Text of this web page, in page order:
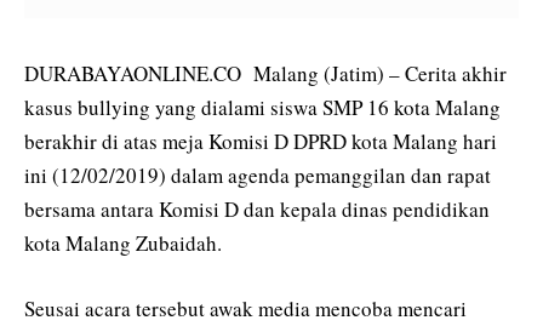
DURABAYAONLINE.CO Malang (Jatim) – Cerita akhir
kasus bullying yang dialami siswa SMP 16 kota Malang
berakhir di atas meja Komisi D DPRD kota Malang hari
ini (12/02/2019) dalam agenda pemanggilan dan rapat
bersama antara Komisi D dan kepala dinas pendidikan
kota Malang Zubaidah.
Seusai acara tersebut awak media mencoba mencari